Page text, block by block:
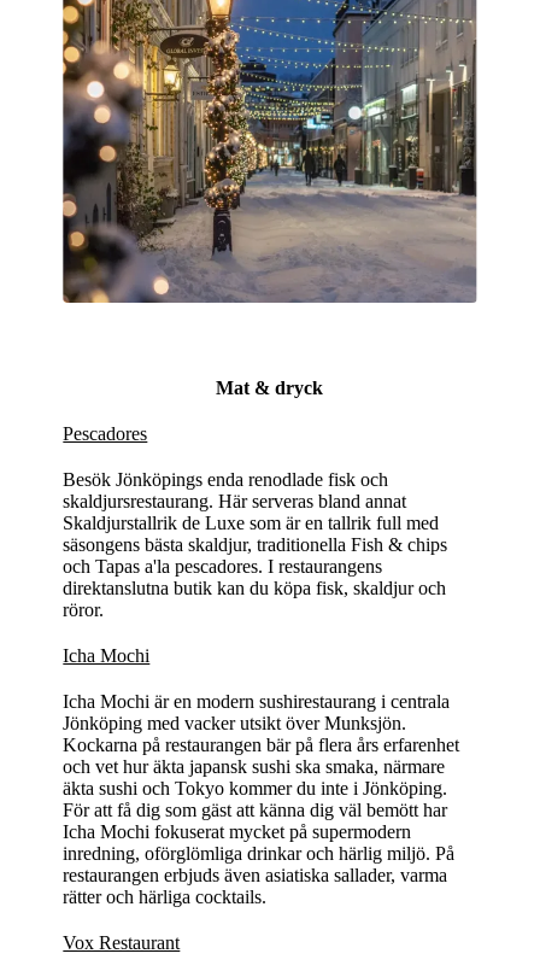
Mat & dryck
Pescadores
Besök Jönköpings enda renodlade fisk och
skaldjursrestaurang. Här serveras bland annat
Skaldjurstallrik de Luxe som är en tallrik full med
säsongens bästa skaldjur, traditionella Fish & chips
och Tapas a'la pescadores. I restaurangens
direktanslutna butik kan du köpa fisk, skaldjur och
röror.
Icha Mochi
Icha Mochi är en modern sushirestaurang i centrala
Jönköping med vacker utsikt över Munksjön.
Kockarna på restaurangen bär på flera års erfarenhet
och vet hur äkta japansk sushi ska smaka, närmare
äkta sushi och Tokyo kommer du inte i Jönköping.
För att få dig som gäst att känna dig väl bemött har
Icha Mochi fokuserat mycket på supermodern
inredning, oförglömliga drinkar och härlig miljö. På
restaurangen erbjuds även asiatiska sallader, varma
rätter och härliga cocktails.
Vox Restaurant